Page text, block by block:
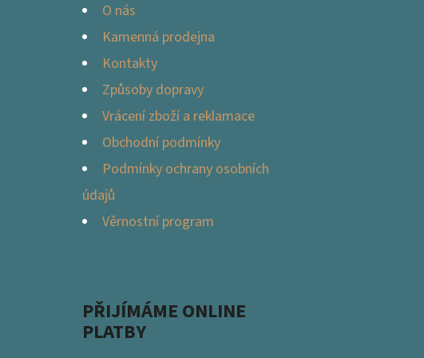
O nás
Kamenná prodejna
Kontakty
Způsoby dopravy
Vrácení zboží a reklamace
Obchodní podmínky
Podmínky ochrany osobních
údajů
Věrnostní program
PŘIJÍMÁME ONLINE
PLATBY